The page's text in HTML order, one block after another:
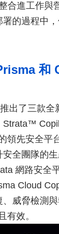
合進工作與
的過程中
和
出了三款
Strata™
領先安全平
全團隊的
網路安全
Cloud
、威脅檢測
有效。